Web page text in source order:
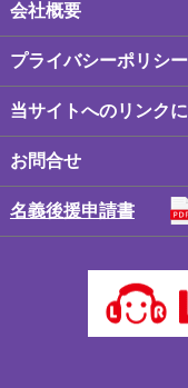
会社概要
プライバシーポリシー
当サイトへのリンク
お問合せ
名義後援申請書